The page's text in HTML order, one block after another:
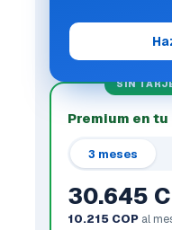
SIN
Premium en
3 meses
30.645
10.215 COP al